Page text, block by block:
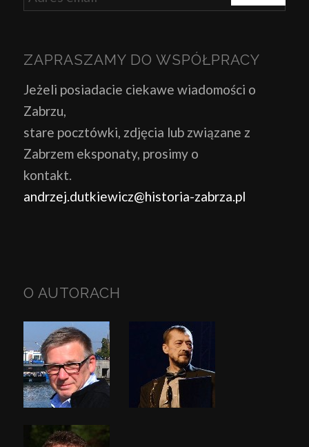
ZAPRASZAMY DO WSPÓŁPRACY
Jeżeli posiadacie ciekawe wiadomości o
Zabrzu,
stare pocztówki, zdjęcia lub związane z
Zabrzem eksponaty, prosimy o
kontakt.
andrzej.dutkiewicz@historia-zabrza.pl
O AUTORACH